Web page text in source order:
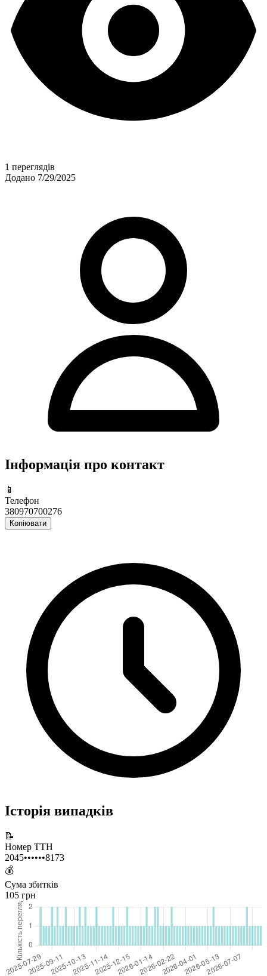
1 переглядів
Додано 7/29/2025
Інформація про контакт
📱
Телефон
380970700276
Копіювати
Історія випадків
📝
Номер ТТН
2045••••••8173
💰
Сума збитків
105 грн